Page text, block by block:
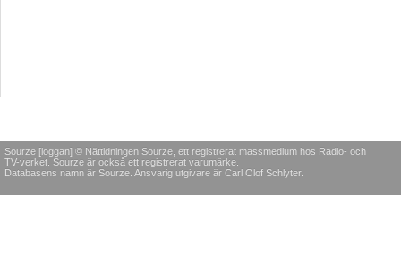
Sourze [loggan] © Nättidningen Sourze, ett registrerat massmedium hos Radio- och
TV-verket. Sourze är också ett registrerat varumärke.
Databasens namn är Sourze. Ansvarig utgivare är Carl Olof Schlyter.